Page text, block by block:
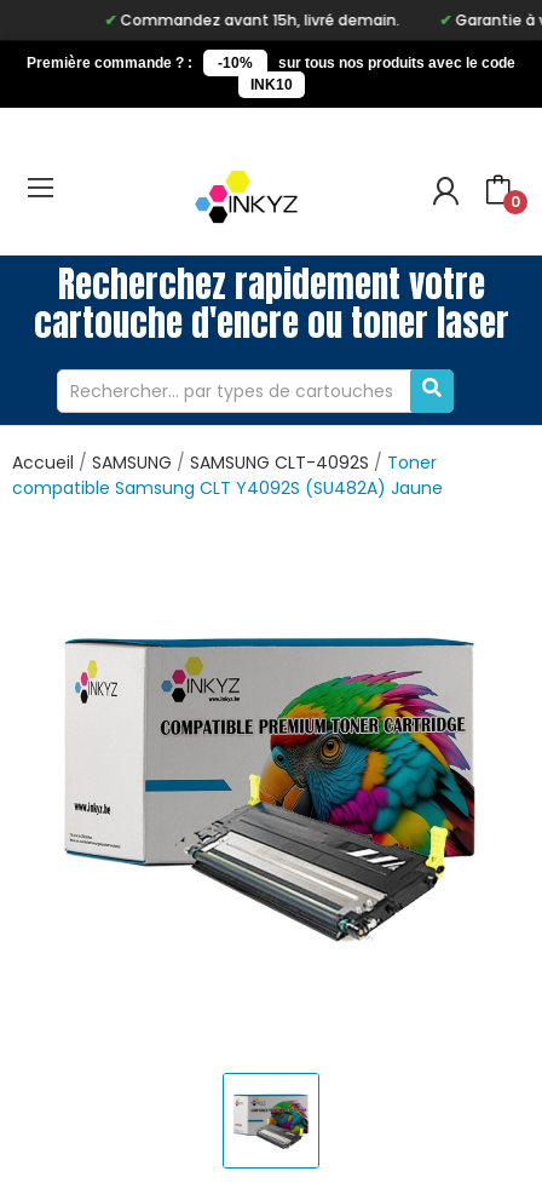
Commandez avant 15h, livré demain. Garantie à vie
Première commande ? : -10%
sur tous nos produits avec le code
INK10
0
Recherchez rapidement votre
cartouche d'encre ou toner laser
Accueil SAMSUNG SAMSUNG CLT-4092S
Toner
compatible Samsung CLT Y4092S (SU482A) Jaune